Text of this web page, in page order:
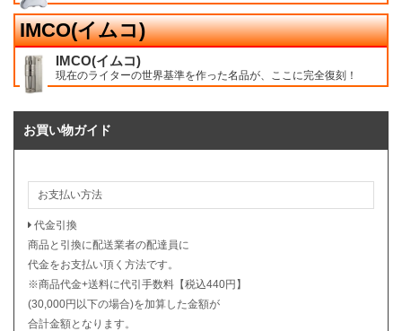
IMCO(イムコ)
IMCO(イムコ)
現在のライターの世界基準を作った名品が、ここに完全復刻！
お買い物ガイド
お支払い方法
代金引換
商品と引換に配送業者の配達員に
代金をお支払い頂く方法です。
※商品代金+送料に代引手数料【税込440円】
(30,000円以下の場合)を加算した金額が
合計金額となります。